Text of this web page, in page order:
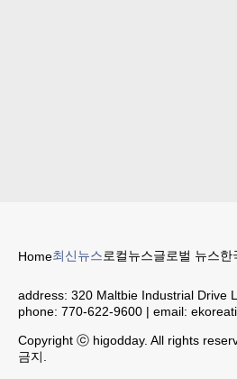
Home최신뉴스로컬뉴스글로벌 뉴스한
address: 320 Maltbie Industrial Drive
phone: 770-622-9600 | email:
Copyright ⓒ higodday. All rights
금지.